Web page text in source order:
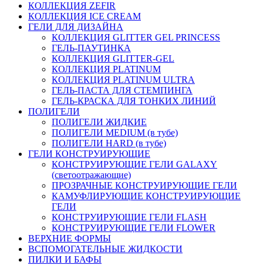
КОЛЛЕКЦИЯ ZEFIR
КОЛЛЕКЦИЯ ICE CREAM
ГЕЛИ ДЛЯ ДИЗАЙНА
КОЛЛЕКЦИЯ GLITTER GEL PRINCESS
ГЕЛЬ-ПАУТИНКА
КОЛЛЕКЦИЯ GLITTER-GEL
КОЛЛЕКЦИЯ PLATINUM
КОЛЛЕКЦИЯ PLATINUM ULTRA
ГЕЛЬ-ПАСТА ДЛЯ СТЕМПИНГА
ГЕЛЬ-КРАСКА ДЛЯ ТОНКИХ ЛИНИЙ
ПОЛИГЕЛИ
ПОЛИГЕЛИ ЖИДКИЕ
ПОЛИГЕЛИ MEDIUM (в тубе)
ПОЛИГЕЛИ HARD (в тубе)
ГЕЛИ КОНСТРУИРУЮЩИЕ
КОНСТРУИРУЮЩИЕ ГЕЛИ GALAXY
(светоотражающие)
ПРОЗРАЧНЫЕ КОНСТРУИРУЮЩИЕ ГЕЛИ
КАМУФЛИРУЮЩИЕ КОНСТРУИРУЮЩИЕ
ГЕЛИ
КОНСТРУИРУЮЩИЕ ГЕЛИ FLASH
КОНСТРУИРУЮЩИЕ ГЕЛИ FLOWER
ВЕРХНИЕ ФОРМЫ
ВСПОМОГАТЕЛЬНЫЕ ЖИДКОСТИ
ПИЛКИ И БАФЫ